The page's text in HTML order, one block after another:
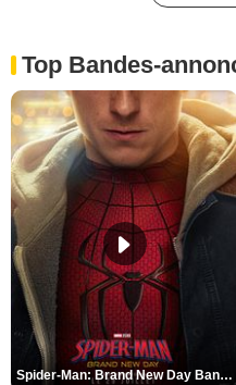
Top Bandes-
Spider-Man: Brand New Day Bande-annonce VO STFR